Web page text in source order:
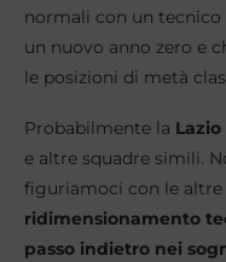
normali con un tecnico
un nuovo anno zero e
le posizioni di metà
Probabilmente la Lazio
e altre squadre simili.
figuriamoci con le altre
ridimensionamento
passo indietro nei